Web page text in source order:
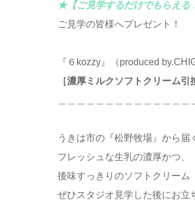
★【ご見学するだけでもらえ
ご見学の皆様へプレゼント！
『６kozzy』（produced
［濃厚ミルクソフトクリーム引
うきは市の『松野牧場』から届
フレッシュな生乳の濃厚かつ、
後味すっきりのソフトクリーム
ぜひスタジオ見学した後にお立